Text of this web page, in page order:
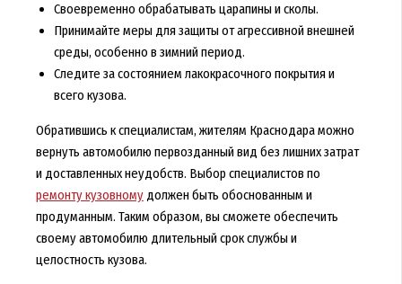
Своевременно обрабатывать царапины и сколы.
Принимайте меры для защиты от агрессивной внешней
среды, особенно в зимний период.
Следите за состоянием лакокрасочного покрытия и
всего кузова.
Обратившись к специалистам, жителям Краснодара можно
вернуть автомобилю первозданный вид без лишних затрат
и доставленных неудобств. Выбор специалистов по
ремонту кузовномудолжен быть обоснованным и
продуманным. Таким образом, вы сможете обеспечить
своему автомобилю длительный срок службы и
целостность кузова.